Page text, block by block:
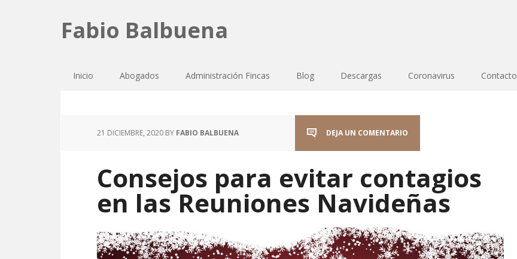
Fabio Balbuena
Inicio Abogados Administración Fincas Blog Descargas Coronavirus Contacto
21 DICIEMBRE, 2020 BY FABIO BALBUENA DEJA UN COMENTARIO
Consejos para evitar contagios
en las Reuniones Navideñas